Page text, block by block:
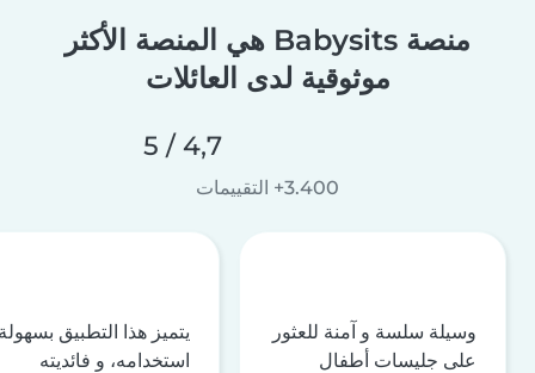
منصة Babysits هي المنصة الأكثر
موثوقية لدى العائلات
4,7 / 5
3.400+ التقييمات
وسيلة سلسة و آمنة للعثور
على جليسات أطفال
يتميز هذا التطبيق
استخدامه، و فائديته